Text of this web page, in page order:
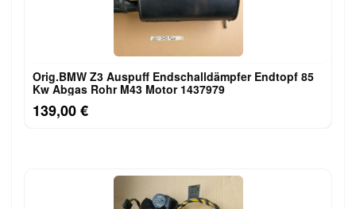
Orig.BMW Z3 Auspuff Endschalldämpfer Endtopf 85
Kw Abgas Rohr M43 Motor 1437979
139,00 €